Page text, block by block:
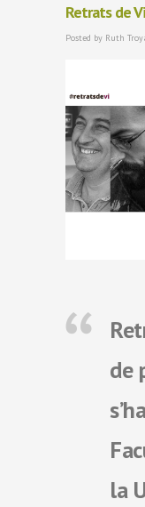
Retrats de Vi
Posted by Ruth
de
la